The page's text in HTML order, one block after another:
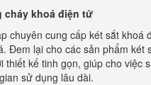
cháy khoá điện tử
chuyên cung cấp két sắt
Đem lại cho các sản phẩm
thiết kế tinh gọn, giúp cho
sử dụng lâu dài.